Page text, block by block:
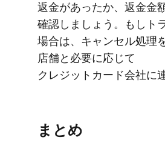
返金が​あったか、​返金金
確認しましょう。​もしト
場合は、​キャンセル処理
店舗と​必要に​応じて​
クレジットカード会社に​
まとめ